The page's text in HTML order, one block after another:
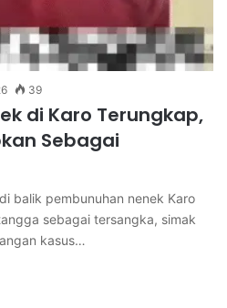
39
di Karo Terungkap,
Sebagai
balik pembunuhan nenek Karo
sebagai tersangka, simak
kasus…